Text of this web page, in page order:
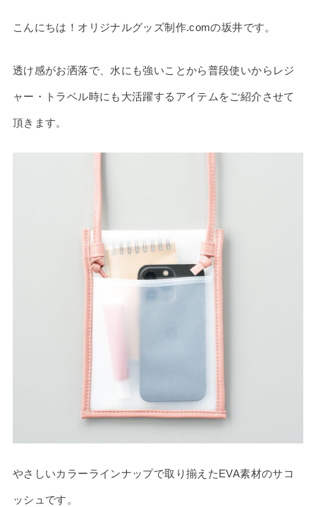
こんにちは！オリジナルグッズ制作.comの坂井です。
透け感がお洒落で、水にも強いことから普段使いからレジ
ャー・トラベル時にも大活躍するアイテムをご紹介させて
頂きます。
やさしいカラーラインナップで取り揃えたEVA素材のサコ
ッシュです。